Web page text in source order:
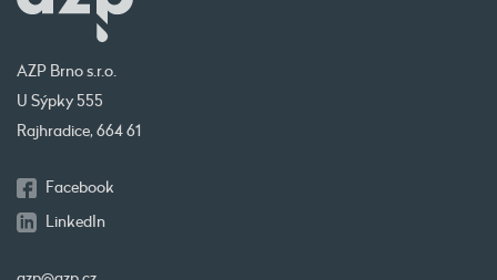
AZP Brno s.r.o.
U Sýpky 555
Rajhradice, 664 61
Facebook
LinkedIn